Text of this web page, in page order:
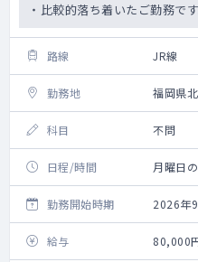
・比較的落ち着いたご勤務です
路線 JR線
勤務地 福岡県
科目 不問
日程/時間 月曜日
勤務開始時期 2026年
給与 80,000